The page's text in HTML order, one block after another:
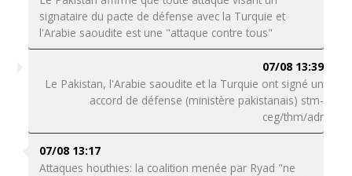
signataire du pacte de défense avec la Turquie et
l'Arabie saoudite est une "attaque contre tous"
07/08 13:39
Le Pakistan, l'Arabie saoudite et la Turquie ont signé un
accord de défense (ministère pakistanais) stm-
ceg/thm/adr
07/08 13:17
Attaques houthies: la coalition menée par Ryad "ne